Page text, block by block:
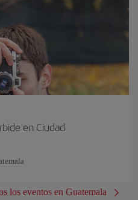
en Ciudad
los eventos en Guatemala